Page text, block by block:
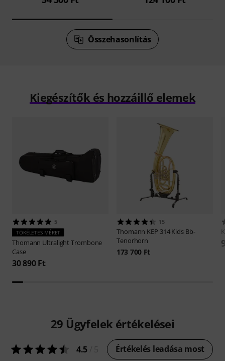
Összehasonlítás
Kiegészítők és hozzáillő elemek
5
TÖKÉLETES MÉRET
Thomann Ultralight Trombone
Case
30 890 Ft
15
Thomann KEP 314 Kids Bb-
Tenorhorn
173 700 Ft
29 Ügyfelek értékelései
4.5 Értékelés leadása most